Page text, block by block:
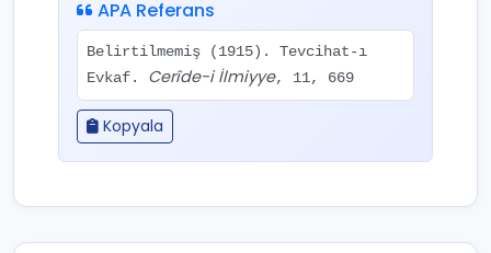
APA Referans
Belirtilmemiş (1915). Tevcihat-ı
Evkaf. Cerîde-i İlmiyye, 11, 669
Kopyala